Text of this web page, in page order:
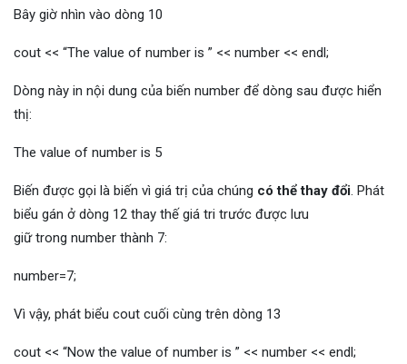
Bây giờ nhìn vào dòng 10
cout << “The value of number is ” << number << endl;
Dòng này in nội dung của biến number để dòng sau được hiển
thị:
The value of number is 5
Biến được gọi là biến vì giá trị của chúng có thể thay đổi. Phát
biểu gán ở dòng 12 thay thế giá tri trước được lưu
giữ trong number thành 7:
number=7;
Vì vậy, phát biểu cout cuối cùng trên dòng 13
cout << “Now the value of number is ” << number << endl;